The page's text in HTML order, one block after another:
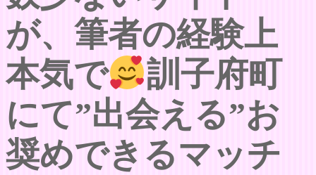
が、筆者の経験上
本気で
訓子府町
にて”出会える”お
奨めできるマッチ